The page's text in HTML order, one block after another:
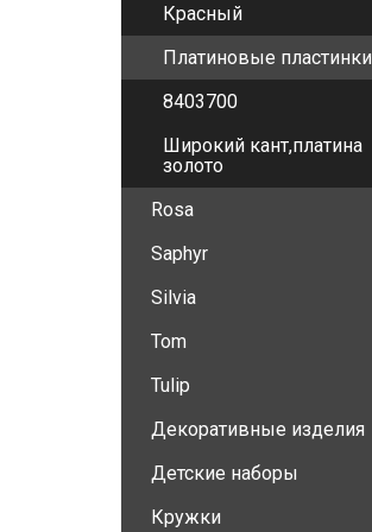
Красный
Платиновые пластинки
8403700
Широкий кант,платина
золото
Rosa
Saphyr
Silvia
Tom
Tulip
Декоративные изделия
Детские наборы
Кружки